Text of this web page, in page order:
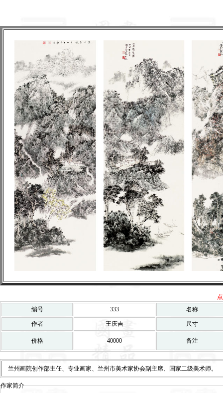
编号
333 名称
作者 王庆吉 尺寸
价格 40000 备注
兰州画院创作部主任、专业画家、兰州市美术家协会副主席、国家二级美术师。
作家简介